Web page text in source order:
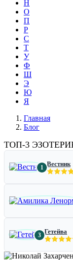
Н
О
П
Р
С
Т
У
Ф
Ш
Э
Ю
Я
Главная
Блог
ТОП-3
1 Вестник
3 Гетейва